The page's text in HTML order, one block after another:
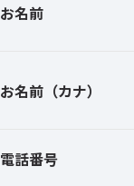
お名前
お名前（カナ）
電話番号